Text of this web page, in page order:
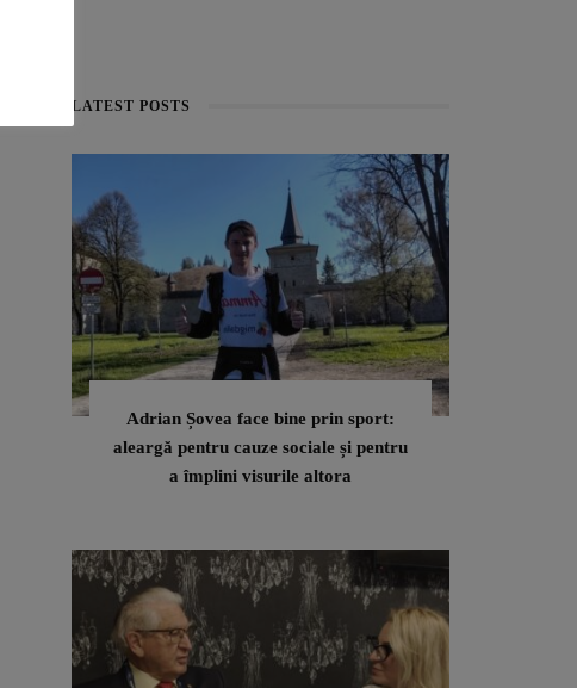
LATEST POSTS
Adrian Șovea face bine prin sport:
aleargă pentru cauze sociale și pentru
a împlini visurile altora